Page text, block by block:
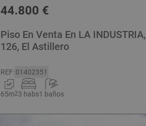
44.800 €
Piso En Venta En LA INDUSTRIA,
126, El Astillero
REF:01402351
65m23 habs1 baños